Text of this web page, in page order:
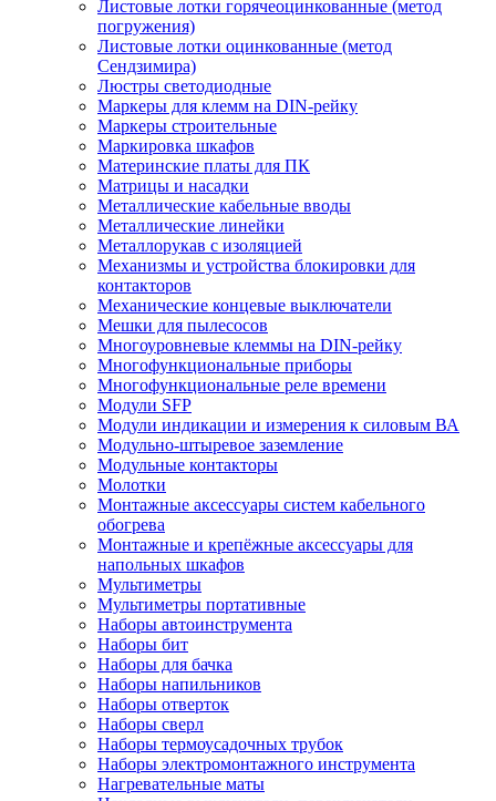
Листовые лотки горячеоцинкованные (метод
погружения)
Листовые лотки оцинкованные (метод
Сендзимира)
Люстры светодиодные
Маркеры для клемм на DIN-рейку
Маркеры строительные
Маркировка шкафов
Материнские платы для ПК
Матрицы и насадки
Металлические кабельные вводы
Металлические линейки
Металлорукав с изоляцией
Механизмы и устройства блокировки для
контакторов
Механические концевые выключатели
Мешки для пылесосов
Многоуровневые клеммы на DIN-рейку
Многофункциональные приборы
Многофункциональные реле времени
Модули SFP
Модули индикации и измерения к силовым ВА
Модульно-штыревое заземление
Модульные контакторы
Молотки
Монтажные аксессуары систем кабельного
обогрева
Монтажные и крепёжные аксессуары для
напольных шкафов
Мультиметры
Мультиметры портативные
Наборы автоинструмента
Наборы бит
Наборы для бачка
Наборы напильников
Наборы отверток
Наборы сверл
Наборы термоусадочных трубок
Наборы электромонтажного инструмента
Нагревательные маты